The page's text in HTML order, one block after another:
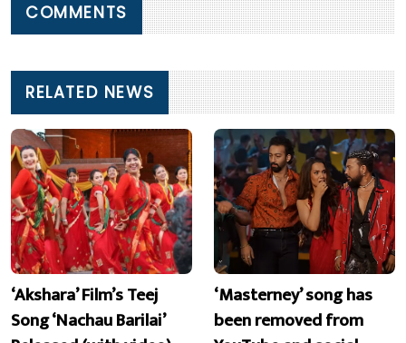
COMMENTS
RELATED NEWS
‘Akshara’ Film’s Teej
Song ‘Nachau Barilai’
‘Masterney’ song has
been removed from